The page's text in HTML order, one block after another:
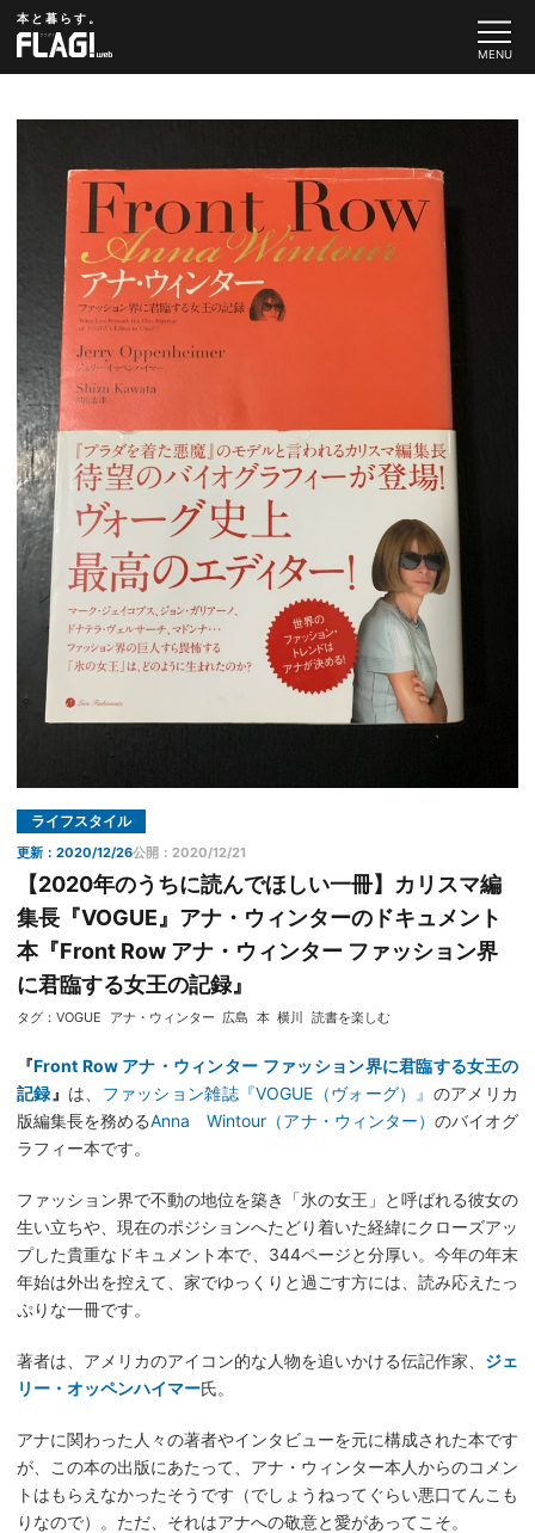
本と暮らす。
ライフスタイル
更新：2020/12/26公開：2020/12/21
【2020年のうちに読んでほしい一冊】カリスマ編
集長『VOGUE』アナ・ウィンターのドキュメント
本『Front Row アナ・ウィンター ファッション界
に君臨する女王の記録』
タグ： VOGUE アナ・ウィンター 広島 本 横川 読書を楽しむ
『Front Row アナ・ウィンター ファッション界に君臨する女王の
記録 』 は、 ファッション雑誌『VOGUE（ヴォーグ）』 のアメリカ
版編集長を務めるAnna Wintour（アナ・ウィンター） のバイオグ
ラフィー本です。
ファッション界で不動の地位を築き「氷の女王」と呼ばれる彼女の
生い立ちや、現在のポジションへたどり着いた経緯にクローズアッ
プした貴重なドキュメント本で、344ページと分厚い。今年の年末
年始は外出を控えて、家でゆっくりと過ごす方には、読み応えたっ
ぷりな一冊です。
著者は、アメリカのアイコン的な人物を追いかける伝記作家、 ジェ
リー・オッペンハイマー氏。
アナに関わった人々の著者やインタビューを元に構成された本です
が、この本の出版にあたって、アナ・ウィンター本人からのコメン
トはもらえなかったそうです（でしょうねってぐらい悪口てんこも
りなので）。ただ、それはアナへの敬意と愛があってこそ。